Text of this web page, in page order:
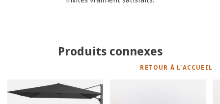
Produits connexes
RETOUR À L'ACCUEIL